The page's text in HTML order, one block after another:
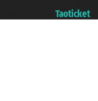
Taoticket